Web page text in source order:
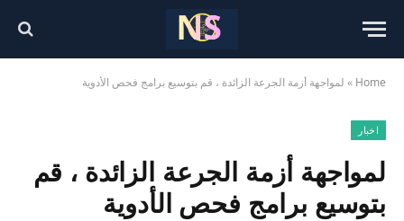
Home
» لمواجهة أزمة الجرعة الزائدة ، قم بتوسيع برامج فحص الأدوية
اخبار
لمواجهة أزمة الجرعة الزائدة ، قم
بتوسيع برامج فحص الأدوية